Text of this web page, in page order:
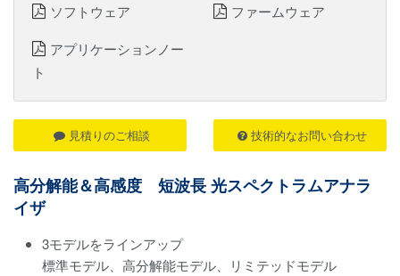
高分解能＆高感度 短波長 光スペクトラムアナラ
イザ
3モデルをラインアップ
標準モデル、高分解能モデル、リミテッドモデル
見積りのご相談 技術的なお問い合わせ
ソフトウェア
ファームウェア
アプリケーションノー
ト